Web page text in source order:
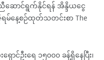
ဆောင်ရွက်နိုင်ရန် အိန္ဒိယငွေ
ရမ်နေ့စဉ်ထုတ်သတင်းစာ The
ာင်ဦးရေ ၁၅၀၀၀ ခန့်ရှိနေပြီး၊